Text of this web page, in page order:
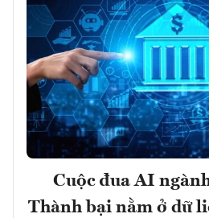
Cuộc đua AI
Thành bại nằm ở dữ